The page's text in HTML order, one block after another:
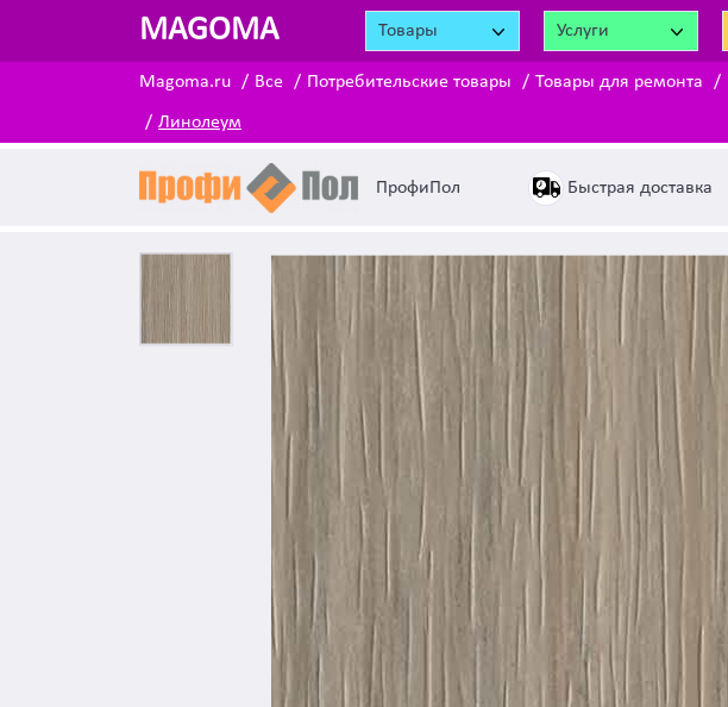
MAGOMA Товары Услуги
Magoma.ru Все Потребительские товары Товары для ремонта
Линолеум
ПрофиПол Быстрая доставка